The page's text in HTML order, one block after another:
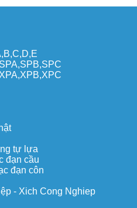
tự lựa
đạn cầu
đạn côn
- Xich Cong Nghiep